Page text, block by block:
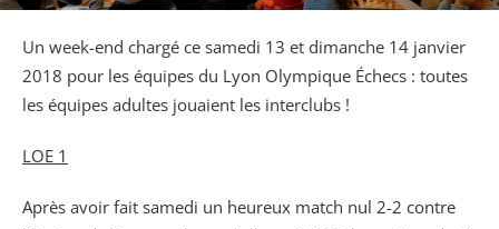
Un week-end chargé ce samedi 13 et dimanche 14 janvier
2018 pour les équipes du Lyon Olympique Échecs : toutes
les équipes adultes jouaient les interclubs !
LOE 1
Après avoir fait samedi un heureux match nul 2-2 contre